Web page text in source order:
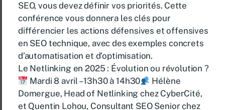
SEO, vous devez définir vos priorités. Cette
conférence vous donnera les clés pour
différencier les actions défensives et offensives
en SEO technique, avec des exemples concrets
d’automatisation et d’optimisation.
Le Netlinking en 2025 : Évolution ou révolution ?
Mardi 8 avril – 13h30 à 14h30
Hélène
Domergue, Head of Netlinking chez CyberCité,
et Quentin Lohou, Consultant SEO Senior chez